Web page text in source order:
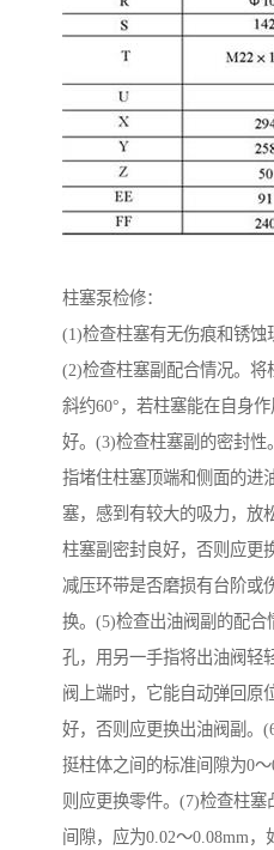
柱塞泵检修：
(1)检查柱塞有无伤痕和锈蚀
(2)检查柱塞副配合情况。将
斜约60°，若柱塞能在自身
好。(3)检查柱塞副的密封
指堵住柱塞顶端和侧面的进
塞，感到有较大的吸力，放
柱塞副密封良好，否则应更
减压环带是否磨损有台阶或
换。(5)检查出油阀副的配合
孔，用另一手指将出油阀轻
阀上端时，它能自动弹回原
好，否则应更换出油阀副。
挺柱体之间的标准间隙为0～
则应更换零件。(7)检查柱
间隙，应为0.02～0.08mm